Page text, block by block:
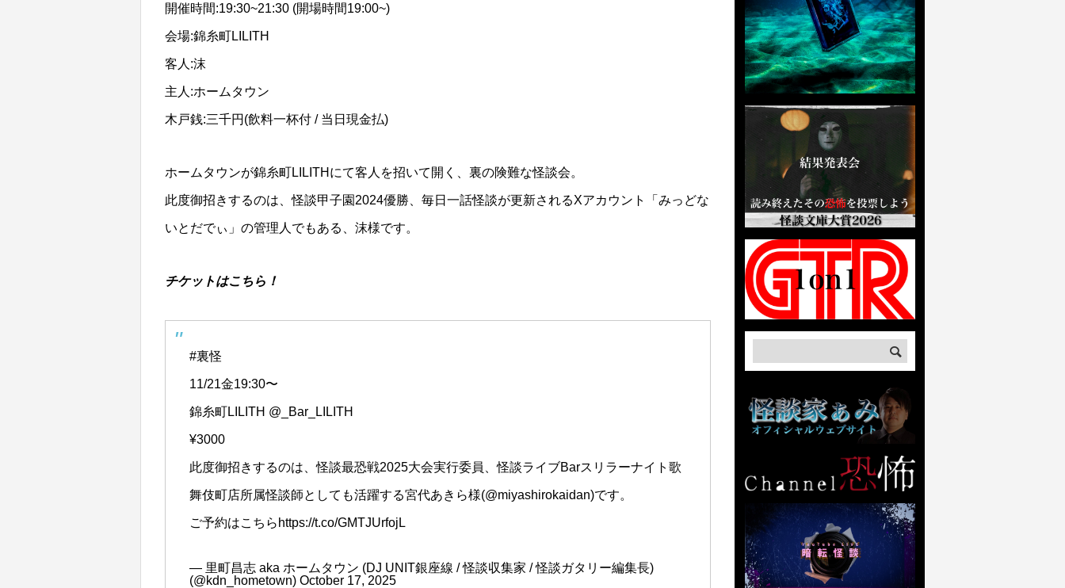
開催時間:19:30~21:30 (開場時間19:00~)
会場:錦糸町LILITH
客人:沫
主人:ホームタウン
木戸銭:三千円(飲料一杯付 / 当日現金払)
ホームタウンが錦糸町LILITHにて客人を招いて開く、裏の険難な怪談会。
此度御招きするのは、怪談甲子園2024優勝、毎日一話怪談が更新されるXアカウント「みっどな
いとだでぃ」の管理人でもある、沫様です。
チケットはこちら！
#裏怪
11/21金19:30〜
錦糸町LILITH @_Bar_LILITH
¥3000
此度御招きするのは、怪談最恐戦2025大会実行委員、怪談ライブBarスリラーナイト歌
舞伎町店所属怪談師としても活躍する宮代あきら様(@miyashirokaidan)です。
ご予約はこちら https://t.co/GMTJUrfojL
— 里町昌志 aka ホームタウン (DJ UNIT銀座線 / 怪談収集家 / 怪談ガタリー編集長)
(@kdn_hometown) October 17, 2025